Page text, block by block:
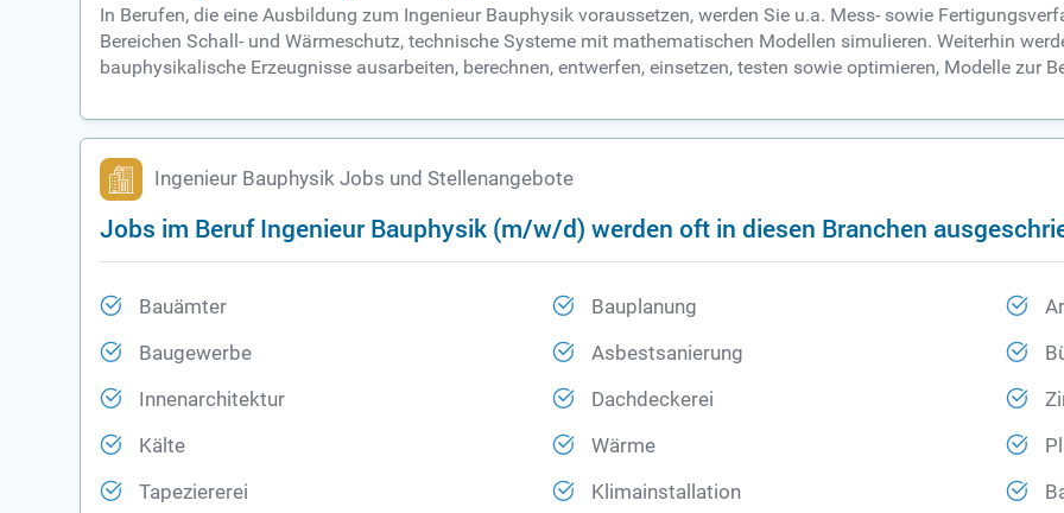
In Berufen, die eine Ausbildung zum Ingenieur Bauphysik voraussetzen, werden Sie u.a. Mess- sowie
Bereichen Schall- und Wärmeschutz, technische Systeme mit mathematischen Modellen simulieren. Weiterhin
bauphysikalische Erzeugnisse ausarbeiten, berechnen, entwerfen, einsetzen, testen sowie optimieren, Modelle zur
Ingenieur Bauphysik Jobs und Stellenangebote
Jobs im Beruf Ingenieur Bauphysik (m/w/d) werden oft in diesen Branchen
Bauämter Bauplanung
Baugewerbe Asbestsanierung
Innenarchitektur Dachdeckerei
Kälte Wärme
Tapeziererei Klimainstallation